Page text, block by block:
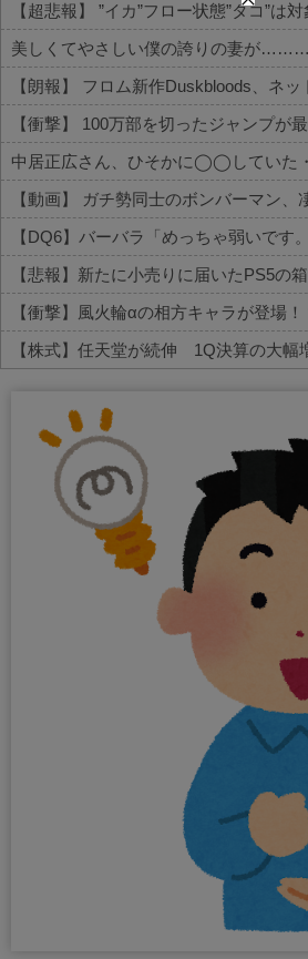
【超悲報】 ”イカ”フロー状態”タコ”は
美しくてやさしい僕の誇りの妻が………
中居正広さん、ひそかに◯◯していた
【株式】任天堂が続伸 1Q決算の大幅